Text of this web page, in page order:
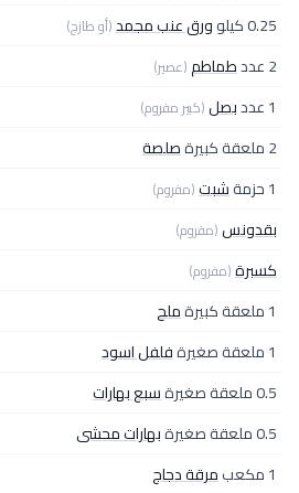
0.25 كيلو ورق عنب مجمد(أو طازج)
2 عدد طماطم(عصير)
1 عدد بصل(كبير مفروم)
2 ملعقة كبيرة
صلصة
1 حزمة
شبت(مفروم)
بقدونس(مفروم)
كسبرة(مفروم)
1 ملعقة كبيرة
ملح
1 ملعقة صغيرة
فلفل اسود
0.5 ملعقة صغيرة
سبع بهارات
0.5 ملعقة صغيرة
بهارات محشى
1 مكعب
مرقة دجاج